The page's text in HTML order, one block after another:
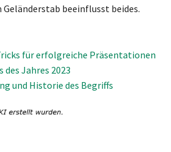
beeinflusst beides.
für erfolgreiche Präsentationen
Jahres 2023
und Historie des Begriffs